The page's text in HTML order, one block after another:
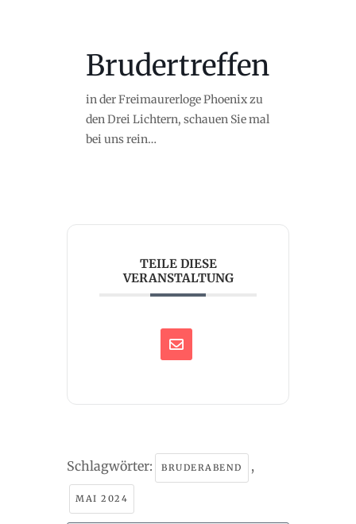
Brudertreffen
in der Freimaurerloge Phoenix zu
den Drei Lichtern, schauen Sie mal
bei uns rein…
TEILE DIESE
VERANSTALTUNG
Schlagwörter: BRUDERABEND ,
MAI 2024